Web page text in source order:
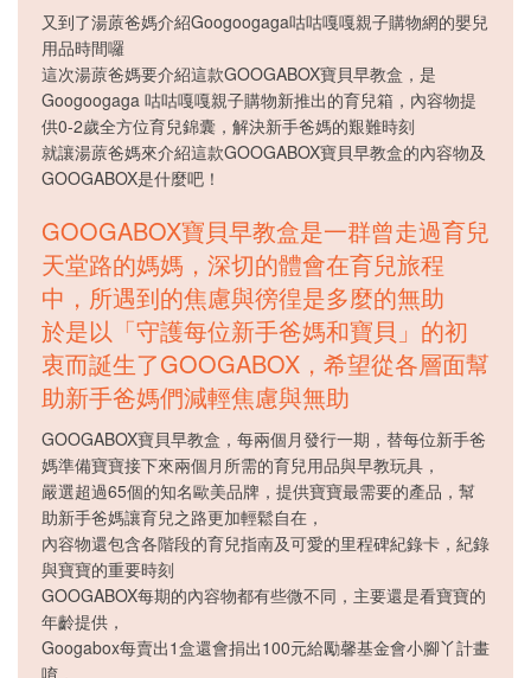
又到了湯蒝爸媽介紹Googoogaga咕咕嘎嘎親子購物網的嬰兒
用品時間囉
這次湯蒝爸媽要介紹這款GOOGABOX寶貝早教盒，是
Googoogaga 咕咕嘎嘎親子購物新推出的育兒箱，內容物提
供0-2歲全方位育兒錦囊，解決新手爸媽的艱難時刻
就讓湯蒝爸媽來介紹這款GOOGABOX寶貝早教盒的內容物及
GOOGABOX是什麼吧！
GOOGABOX寶貝早教盒是一群曾走過育兒
天堂路的媽媽，深切的體會在育兒旅程
中，所遇到的焦慮與徬徨是多麼的無助
於是以「守護每位新手爸媽和寶貝」的初
衷而誕生了GOOGABOX，希望從各層面幫
助新手爸媽們減輕焦慮與無助
GOOGABOX寶貝早教盒，每兩個月發行一期，替每位新手爸
媽準備寶寶接下來兩個月所需的育兒用品與早教玩具，
嚴選超過65個的知名歐美品牌，提供寶寶最需要的產品，幫
助新手爸媽讓育兒之路更加輕鬆自在，
內容物還包含各階段的育兒指南及可愛的里程碑紀錄卡，紀錄
與寶寶的重要時刻
GOOGABOX每期的內容物都有些微不同，主要還是看寶寶的
年齡提供，
Googabox每賣出1盒還會捐出100元給勵馨基金會小腳丫計畫
唷，